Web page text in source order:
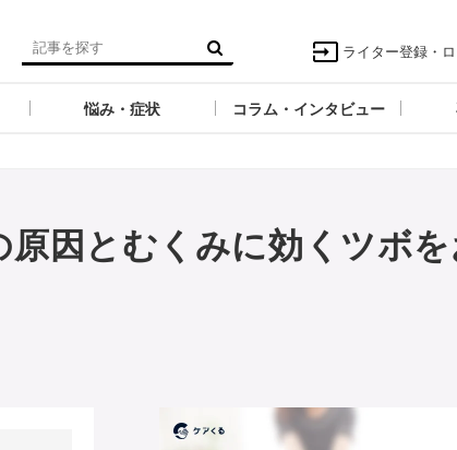
ライター登録・
悩み・症状 コラム・インタビュー
因とむくみに効くツボを